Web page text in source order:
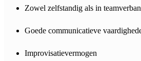
Zowel zelfstandig als in
Goede communicatieve
Improvisatievermogen